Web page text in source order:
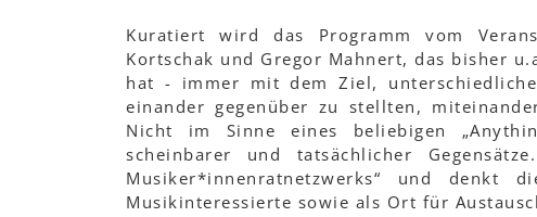
Kuratiert wird das Programm vom
Kortschak und Gregor Mahnert, das bisher
hat - immer mit dem Ziel,
einander gegenüber zu stellten,
Nicht im Sinne eines beliebigen
scheinbarer und tatsächlicher
Musiker*innenratnetzwerks“ und denkt
Musikinteressierte sowie als Ort für